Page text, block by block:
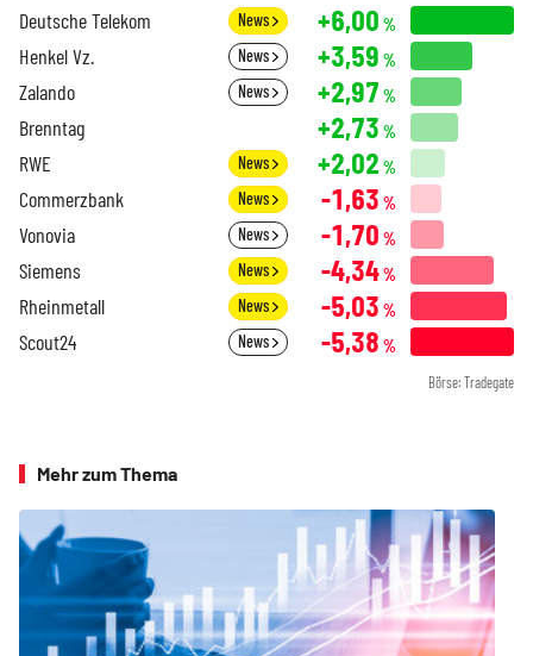
Deutsche Telekom News +6,00 %
Henkel Vz. News +3,59 %
Zalando News +2,97 %
Brenntag +2,73 %
RWE News +2,02 %
Commerzbank News -1,63 %
Vonovia News -1,70 %
Siemens News -4,34%
Rheinmetall News -5,03 %
Scout24 News -5,38 %
Börse: Tradegate
Mehr zum Thema